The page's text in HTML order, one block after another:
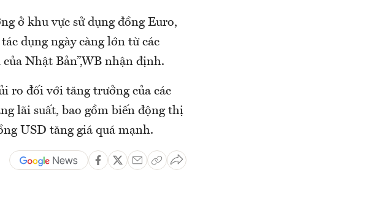
ở khu vực sử dụng đồng Euro,
dụng ngày càng lớn từ các
Nhật Bản”,WB nhận định.
ro đối với tăng trưởng của các
lãi suất, bao gồm biến động thị
USD tăng giá quá mạnh.